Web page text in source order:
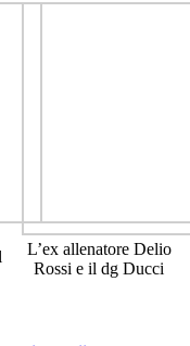
L’ex allenatore Delio
Rossi e il dg Ducci